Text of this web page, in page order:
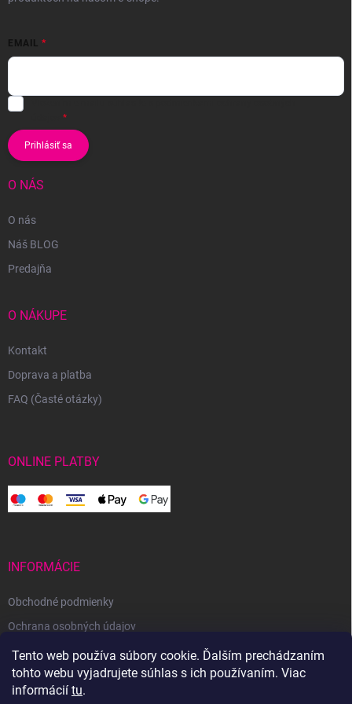
Tento web používa súbory cookie. Ďalším prechádzaním
tohto webu vyjadrujete súhlas s ich používaním. Viac
informácií tu.
EMAIL
Prihlásiť sa
O NÁS
O nás
Náš BLOG
Predajňa
O NÁKUPE
Kontakt
Doprava a platba
FAQ (Časté otázky)
ONLINE PLATBY
INFORMÁCIE
Obchodné podmienky
Ochrana osobných údajov
Reklamačný poriadok
Odstúpenie od zmluvy